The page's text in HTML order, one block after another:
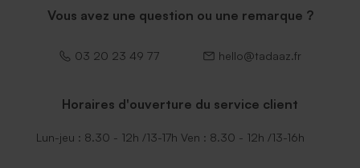
Vous avez une question ou une remarque ?
03 20 23 49 77 hello@tadaaz.fr
Horaires d'ouverture du service client
Lun-jeu : 8.30 - 12h /13-17h Ven : 8.30 - 12h /13-16h